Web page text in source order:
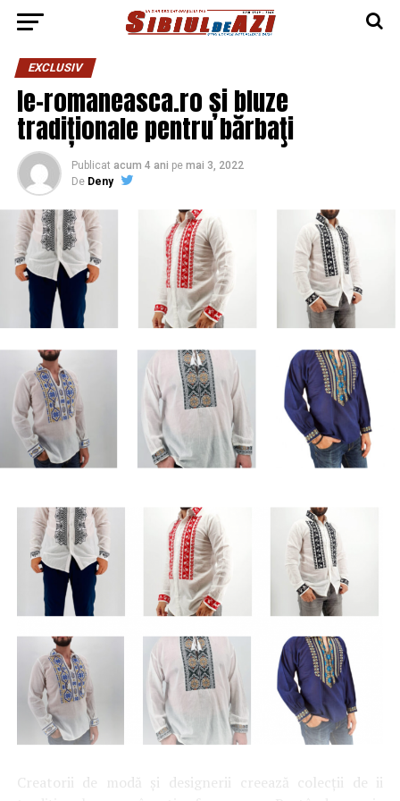
EXCLUSIV
Ie-romaneasca.ro și bluze
tradiționale pentru bărbaţi
Publicat acum 4 ani pe mai 3, 2022
De Deny
Creatorii de modă și designerii creează colecții de ii